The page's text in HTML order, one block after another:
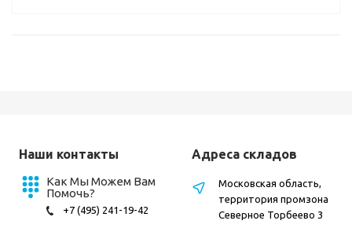
Наши контакты
Как Мы Можем Вам
Помочь?
+7 (495) 241-19-42
Адреса складов
Московская область,
территория промзона
Северное Торбеево 3